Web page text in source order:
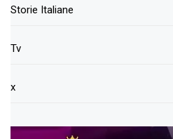
Storie Italiane
Tv
x